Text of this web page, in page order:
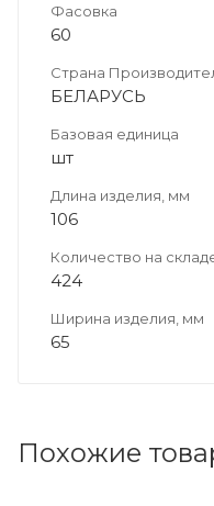
Фасовка
60
Страна
БЕЛАРУСЬ
Базовая единица
шт
Длина изделия, мм
106
Количество на
424
Ширина изделия, мм
65
Похожие